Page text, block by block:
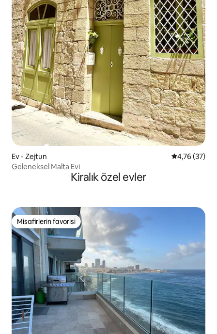
Ev - Zejtun 5 üzerinden
4,76 (37)
Geleneksel Malta Evi
Kiralık özel evler
Misafirlerin favorisi
Misafirlerin favorisi